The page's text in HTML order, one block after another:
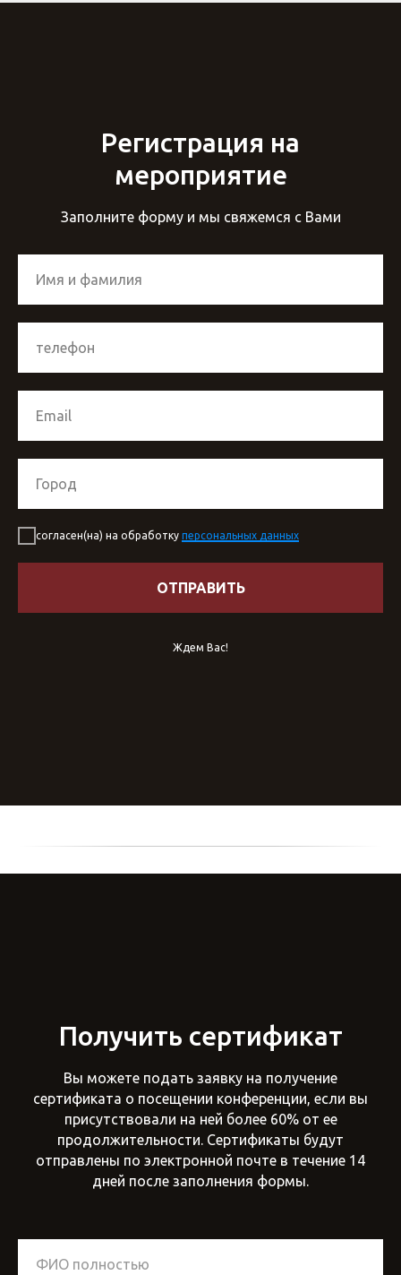
Регистрация на
мероприятие
Заполните форму и мы свяжемся с Вами
согласен(на) на обработку персональных данных
ОТПРАВИТЬ
Ждем Вас!
Получить сертификат
Вы можете подать заявку на получение
сертификата о посещении конференции, если вы
присутствовали на ней более 60% от ее
продолжительности. Сертификаты будут
отправлены по электронной почте в течение 14
дней после заполнения формы.